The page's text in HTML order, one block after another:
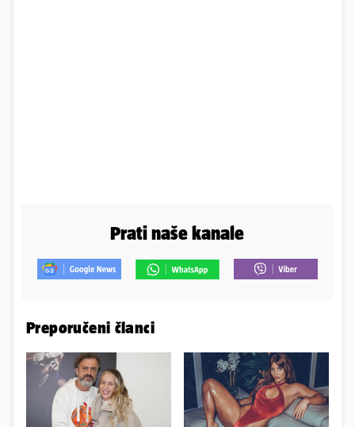
Prati naše kanale
Preporučeni članci